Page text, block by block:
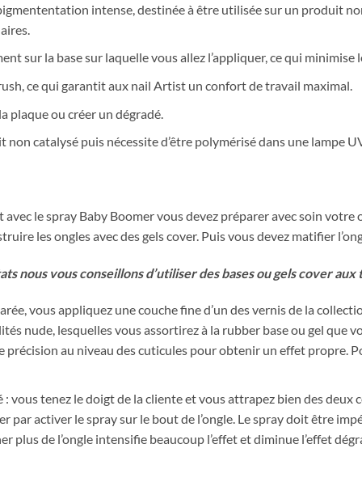
intense, destinée à être utilisée sur un produit
sur la base sur laquelle vous allez l’appliquer, ce qui minimise
ce qui garantit aux nail Artist un confort de travail maximal.
plaque ou créer un dégradé.
non catalysé puis nécessite d’être polymérisé dans une lampe
avec le spray Baby Boomer vous devez préparer avec soin
les ongles avec des gels cover. Puis vous devez matifier
nous vous conseillons d’utiliser des bases ou gels cover
vous appliquez une couche fine d’un des vernis de la
nude, lesquelles vous assortirez à la rubber base ou gel que
précision au niveau des cuticules pour obtenir un effet propre.
vous tenez le doigt de la cliente et vous attrapez bien des deux
par activer le spray sur le bout de l’ongle. Le spray doit être
plus de l’ongle intensifie beaucoup l’effet et diminue l’effet